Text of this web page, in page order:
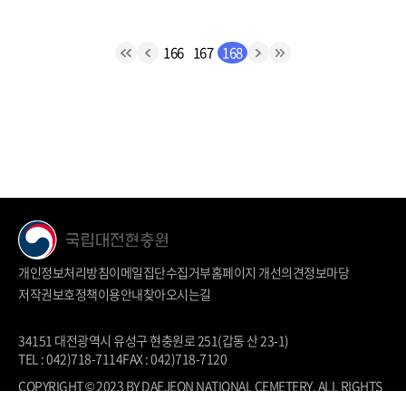
166 167 168
개인정보처리방침이메일집단수집거부홈페이지 개선의견정보마당
저작권보호정책이용안내찾아오시는길
34151 대전광역시 유성구 현충원로 251(갑동 산 23-1)
TEL : 042)718-7114FAX : 042)718-7120
COPYRIGHT © 2023 BY DAEJEON NATIONAL CEMETERY. ALL RIGHTS